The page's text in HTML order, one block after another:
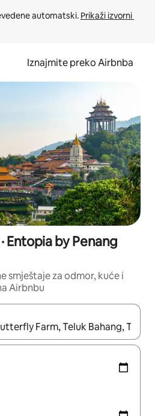
automatski. Prikaži izvorni
Iznajmite preko Airbnba
Entopia by Penang
smještaje za odmor, kuće i
Airbnbu
moći ćete ih pregledati